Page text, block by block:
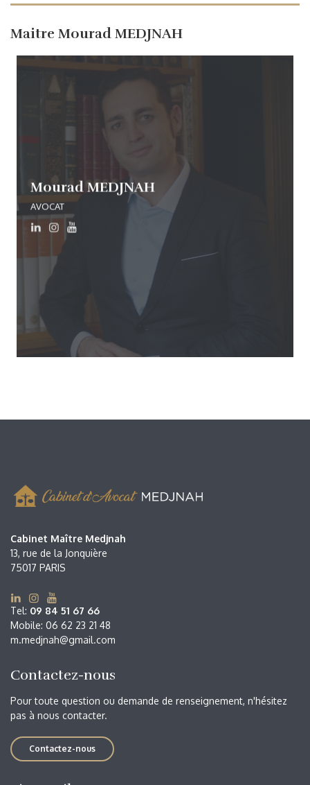
Maitre Mourad MEDJNAH
Mourad MEDJNAH
AVOCAT
Cabinet Maître Medjnah
13, rue de la Jonquière
75017 PARIS
Tel: 09 84 51 67 66
Mobile: 06 62 23 21 48
m.medjnah@gmail.com
Contactez-nous
Pour toute question ou demande de renseignement, n'hésitez
pas à nous contacter.
Contactez-nous